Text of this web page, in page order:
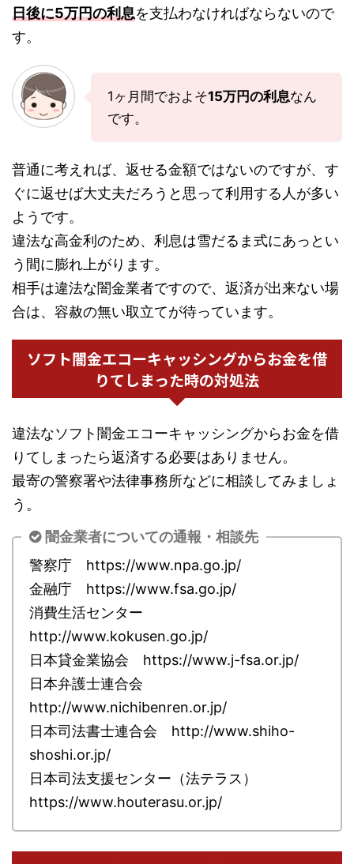
日後に5万円の利息を支払わなければならないので
す。
1ヶ月間でおよそ15万円の利息なん
です。
普通に考えれば、返せる金額ではないのですが、す
ぐに返せば大丈夫だろうと思って利用する人が多い
ようです。
違法な高金利のため、利息は雪だるま式にあっとい
う間に膨れ上がります。
相手は違法な闇金業者ですので、返済が出来ない場
合は、容赦の無い取立てが待っています。
ソフト闇金エコーキャッシングからお金を借
りてしまった時の対処法
違法なソフト闇金エコーキャッシングからお金を借
りてしまったら返済する必要はありません。
最寄の警察署や法律事務所などに相談してみましょ
う。
闇金業者についての通報・相談先
警察庁 https://www.npa.go.jp/
金融庁 https://www.fsa.go.jp/
消費生活センター
http://www.kokusen.go.jp/
日本貸金業協会 https://www.j-fsa.or.jp/
日本弁護士連合会
http://www.nichibenren.or.jp/
日本司法書士連合会 http://www.shiho-
shoshi.or.jp/
日本司法支援センター（法テラス）
https://www.houterasu.or.jp/